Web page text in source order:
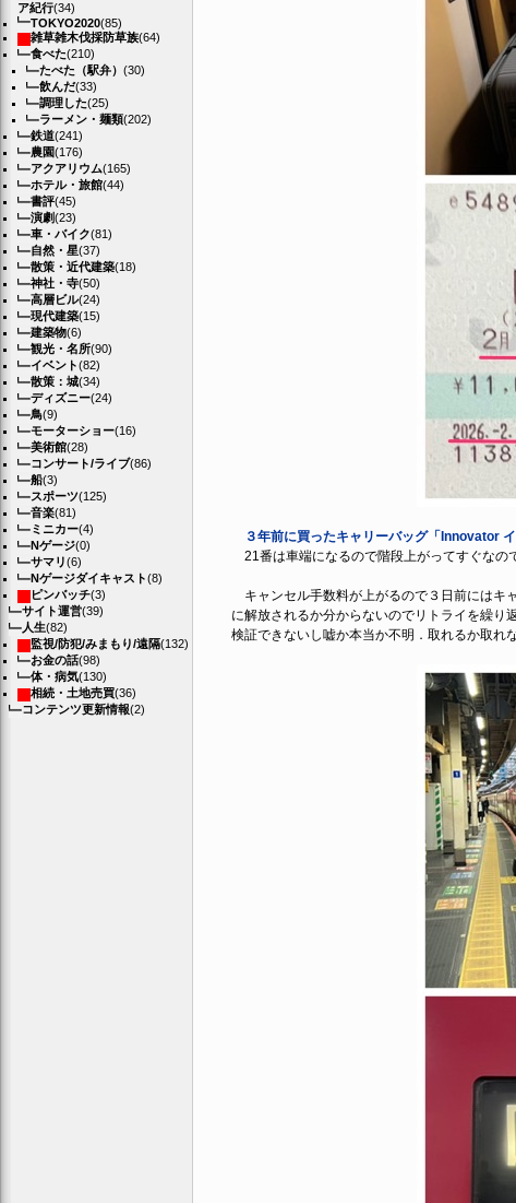
ア紀行(34)
TOKYO2020(85)
雑草雑木伐採防草族(64)
食べた(210)
たべた（駅弁） (30)
飲んだ(33)
調理した(25)
ラーメン・麺類(202)
鉄道(241)
農園(176)
アクアリウム(165)
ホテル・旅館(44)
書評(45)
演劇(23)
車・バイク(81)
自然・星(37)
散策・近代建築(18)
神社・寺(50)
高層ビル(24)
現代建築(15)
建築物(6)
観光・名所(90)
イベント(82)
散策：城(34)
ディズニー(24)
鳥(9)
モーターショー(16)
美術館(28)
コンサート/ライブ(86)
船(3)
スポーツ(125)
音楽(81)
ミニカー(4)
Nゲージ(0)
サマリ(6)
Nゲージダイキャスト(8)
ピンバッチ(3)
サイト運営(39)
人生(82)
監視/防犯/みまもり/遠隔(132)
お金の話(98)
体・病気(130)
相続・土地売買(36)
コンテンツ更新情報(2)
３年前に買ったキャリーバッグ「Innovator
21番は車端になるので階段上がってすぐなの
キャンセル手数料が上がるので３日前にはキ
に解放されるか分からないのでリトライを繰り
検証できないし嘘か本当か不明．取れるか取れ